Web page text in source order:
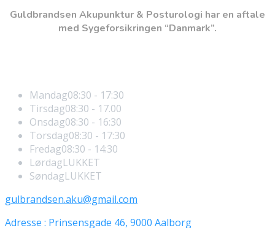
Guldbrandsen Akupunktur & Posturologi har en aftale
med Sygeforsikringen “Danmark”.
Mandag08:30 - 17:30
Tirsdag08:30 - 17.00
Onsdag08:30 - 16:30
Torsdag08:30 - 17:30
Fredag08:30 - 14:30
LørdagLUKKET
SøndagLUKKET
gulbrandsen.aku@gmail.com
Adresse : Prinsensgade 46, 9000 Aalborg